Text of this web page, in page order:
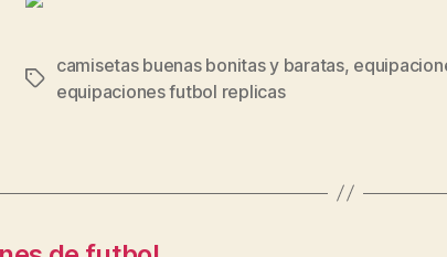
Etiquetas
camisetas buenas bonitas y baratas,
equipaciones futbol replicas